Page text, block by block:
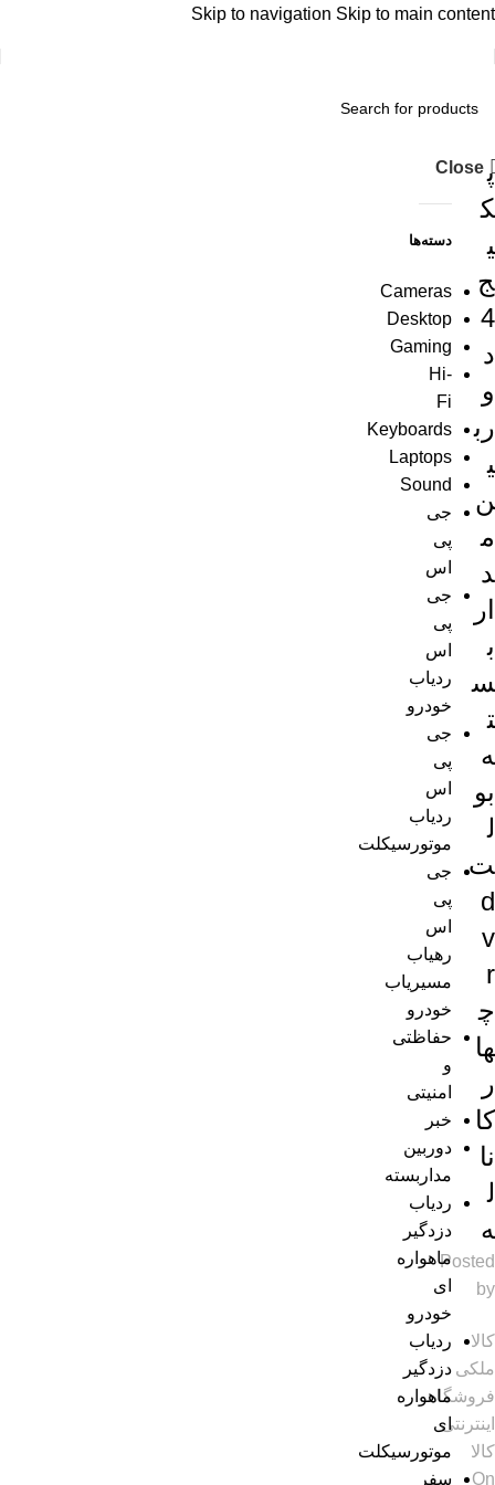
Skip to navigation Skip to main content
پ
ک
ی
ج
4
د
و
رب
ی
ن
م
د
ار
ب
س
ت
ه
بو
ل
ت
d
v
r
چ
ها
ر
کا
نا
ل
ه
Posted
by
کالا
ملکی
فروشگاه
اینترنتی
کالا
On
Close
دسته‌ها
Cameras
Desktop
Gaming
Hi-
Fi
Keyboards
Laptops
Sound
جی
پی
اس
جی
پی
اس
ردیاب
خودرو
جی
پی
اس
ردیاب
موتورسیکلت
جی
پی
اس
رهیاب
مسیریاب
خودرو
حفاظتی
و
امنیتی
خبر
دوربین
مداربسته
ردیاب
دزدگیر
ماهواره
ای
خودرو
ردیاب
دزدگیر
ماهواره
ای
موتورسیکلت
سفر